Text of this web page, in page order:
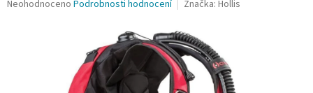
Průměrné
Neohodnoceno Podrobnosti hodnocení Značka: Hollis